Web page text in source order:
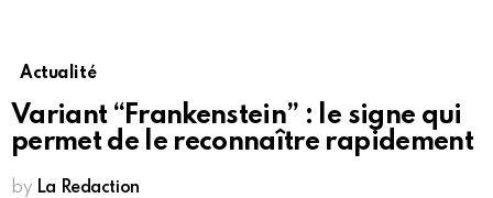
Actualité
Variant “Frankenstein” : le signe qui
permet de le reconnaître rapidement
by La Redaction